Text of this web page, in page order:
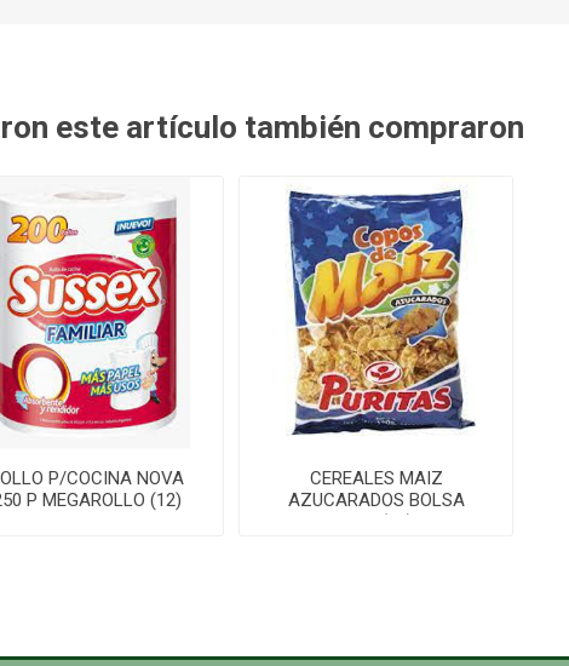
este artículo también compraron
P/COCINA NOVA
P MEGAROLLO (12)
CEREALES MAIZ
AZUCARADOS BOLSA
200G(20)